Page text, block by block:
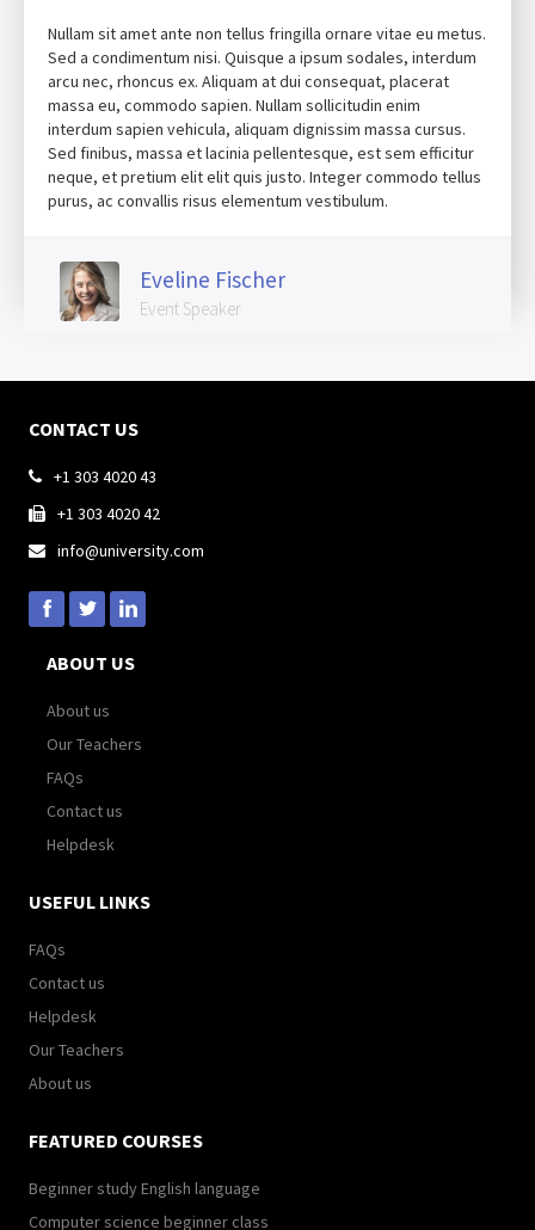
Nullam sit amet ante non tellus fringilla ornare vitae eu metus.
Sed a condimentum nisi. Quisque a ipsum sodales, interdum
arcu nec, rhoncus ex. Aliquam at dui consequat, placerat
massa eu, commodo sapien. Nullam sollicitudin enim
interdum sapien vehicula, aliquam dignissim massa cursus.
Sed finibus, massa et lacinia pellentesque, est sem efficitur
neque, et pretium elit elit quis justo. Integer commodo tellus
purus, ac convallis risus elementum vestibulum.
Eveline Fischer
Event Speaker
CONTACT US
 +1 303 4020 43
 +1 303 4020 42
 info@university.com
ABOUT US
About us
Our Teachers
FAQs
Contact us
Helpdesk
USEFUL LINKS
FAQs
Contact us
Helpdesk
Our Teachers
About us
FEATURED COURSES
Beginner study English language
Computer science beginner class